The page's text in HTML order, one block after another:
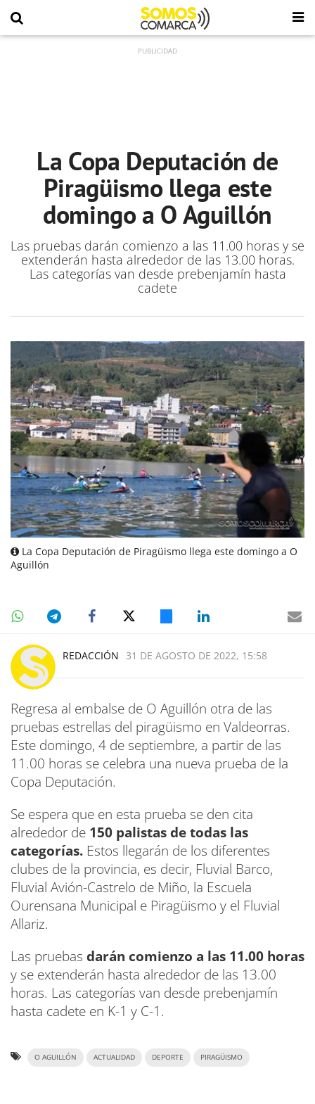
La Copa Deputación de
Piragüismo llega este
domingo a O Aguillón
Las pruebas darán comienzo a las 11.00 horas y se
extenderán hasta alrededor de las 13.00 horas.
Las categorías van desde prebenjamín hasta
cadete
La Copa Deputación de Piragüismo llega este domingo a O
Aguillón
REDACCIÓN 31 DE AGOSTO DE 2022, 15:58
Regresa al embalse de O Aguillón otra de las
pruebas estrellas del piragüismo en Valdeorras.
Este domingo, 4 de septiembre, a partir de las
11.00 horas se celebra una nueva prueba de la
Copa Deputación.
Se espera que en esta prueba se den cita
alrededor de 150 palistas de todas las
categorías. Estos llegarán de los diferentes
clubes de la provincia, es decir, Fluvial Barco,
Fluvial Avión-Castrelo de Miño, la Escuela
Ourensana Municipal e Piragüismo y el Fluvial
Allariz.
Las pruebas darán comienzo a las 11.00 horas
y se extenderán hasta alrededor de las 13.00
horas. Las categorías van desde prebenjamín
hasta cadete en K-1 y C-1.
O AGUILLÓN ACTUALIDAD DEPORTE PIRAGÜISMO